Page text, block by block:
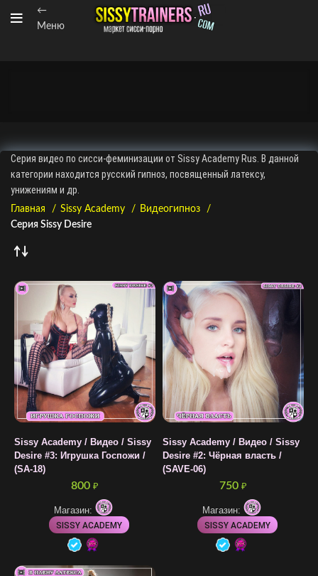
←
Меню
Серия видео по сисси-феминизации от Sissy Academy Rus. В данной
категории находится русский гипноз, посвященный латексу,
унижениям и др.
Главная Sissy Academy
Видеогипноз
Серия Sissy Desire
Sissy Academy / Видео / Sissy
Desire #3: Игрушка Госпожи /
(SA-18)
800 ₽
Магазин:
SISSY ACADEMY
Sissy Academy / Видео / Sissy
Desire #2: Чёрная власть /
(SAVE-06)
750 ₽
Магазин:
SISSY ACADEMY